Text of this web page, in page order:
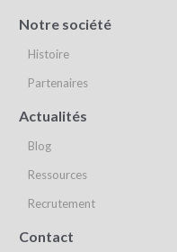
Notre société
Histoire
Partenaires
Actualités
Blog
Ressources
Recrutement
Contact